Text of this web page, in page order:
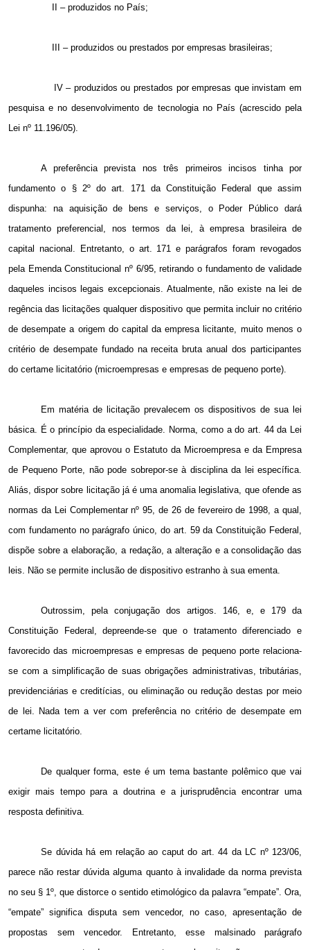
II – produzidos no País;
III – produzidos ou prestados por empresas brasileiras;
IV – produzidos ou prestados por empresas que invistam em
pesquisa e no desenvolvimento de tecnologia no País (acrescido pela
Lei nº 11.196/05).
A preferência prevista nos três primeiros incisos tinha por
fundamento o § 2º do art. 171 da Constituição Federal que assim
dispunha: na aquisição de bens e serviços, o Poder Público dará
tratamento preferencial, nos termos da lei, à empresa brasileira de
capital nacional. Entretanto, o art. 171 e parágrafos foram revogados
pela Emenda Constitucional nº 6/95, retirando o fundamento de validade
daqueles incisos legais excepcionais. Atualmente, não existe na lei de
regência das licitações qualquer dispositivo que permita incluir no critério
de desempate a origem do capital da empresa licitante, muito menos o
critério de desempate fundado na receita bruta anual dos participantes
do certame licitatório (microempresas e empresas de pequeno porte).
Em matéria de licitação prevalecem os dispositivos de sua lei
básica. É o princípio da especialidade. Norma, como a do art. 44 da Lei
Complementar, que aprovou o Estatuto da Microempresa e da Empresa
de Pequeno Porte, não pode sobrepor-se à disciplina da lei específica.
Aliás, dispor sobre licitação já é uma anomalia legislativa, que ofende as
normas da Lei Complementar nº 95, de 26 de fevereiro de 1998, aqual,
com fundamento no parágrafo único, do art. 59 da Constituição Federal,
dispõe sobre a elaboração, a redação, a alteração e a consolidação das
leis. Não se permite inclusão de dispositivo estranho à sua ementa.
Outrossim, pela conjugação dos artigos. 146, e, e 179 da
Constituição Federal, depreende-se que o tratamento diferenciado e
favorecido das microempresas e empresas de pequeno porte relaciona-
se com a simplificação de suas obrigações administrativas, tributárias,
previdenciárias e creditícias, ou eliminação ou redução destas por meio
de lei. Nada tem a ver com preferência no critério de desempate em
certame licitatório.
De qualquer forma, este é um tema bastante polêmico que vai
exigir mais tempo para a doutrina e a jurisprudência encontrar uma
resposta definitiva.
Se dúvida há em relação ao caput do art. 44 da LC nº 123/06,
parece não restar dúvida alguma quanto à invalidade da norma prevista
no seu § 1º, que distorce o sentido etimológico da palavra “empate”. Ora,
“empate” significa disputa sem vencedor, no caso, apresentação de
propostas sem vencedor. Entretanto, esse malsinado parágrafo